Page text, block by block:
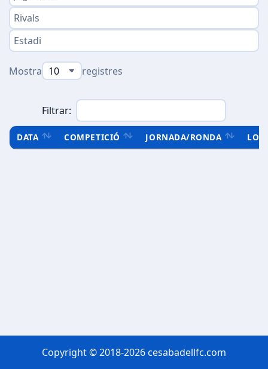
Mostra registres
Filtrar:
DATA COMPETICIÓ JORNADA/RONDA
Copyright © 2018-2026 cesabadellfc.com